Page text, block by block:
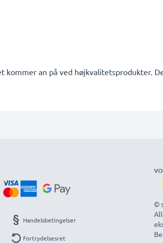
an på ved højkvalitetsprodukter.
Handelsbetingelser
Fortrydelsesret
©